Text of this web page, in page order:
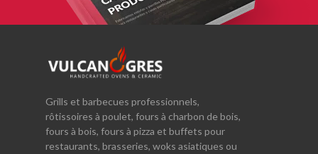
Grills et barbecues professionnels,
rôtissoires à poulet, fours à charbon de bois,
fours à bois, fours à pizza et buffets pour
restaurants, brasseries, woks asiatiques ou